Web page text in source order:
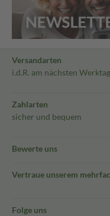
Versandarten
i.d.R. am nächsten Werktag
Zahlarten
sicher und bequem
Bewerte uns
Vertraue unserem
Folge uns